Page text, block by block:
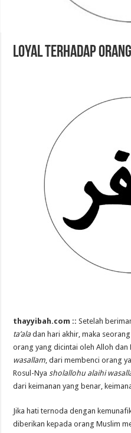
Loyal Terhadap
thayyibah.com ::Setelah
ta’aladan hari akhir, maka
orang yang dicintai oleh Alloh dan
wasallam , dari membenci orang
Rosul-Nya sholallohu alaihi
dari keimanan yang benar,
Jika hati ternoda dengan
diberikan kepada orang Muslim